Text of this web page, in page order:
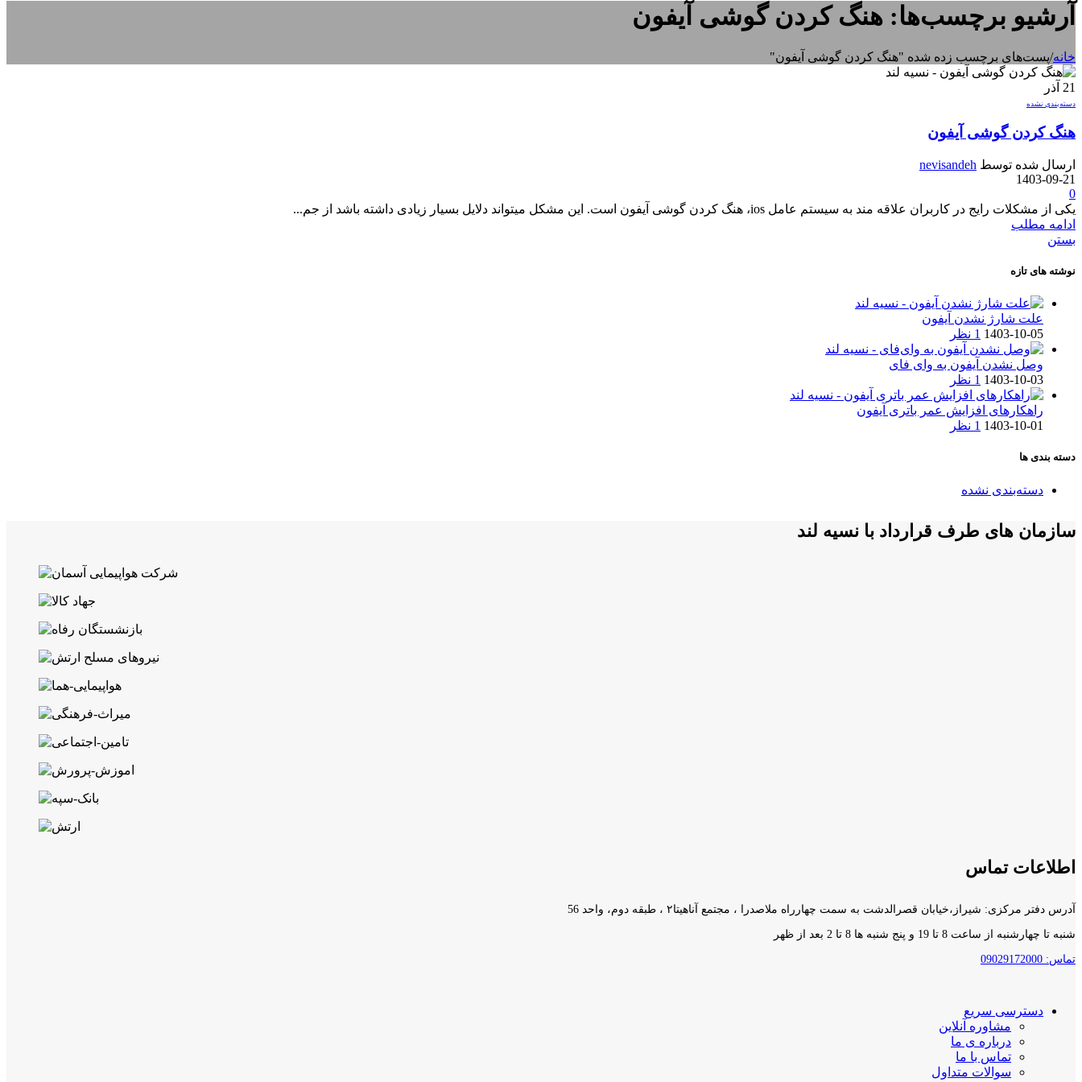
آرشیو برچسب‌ها: هنگ کردن گوشی آیفون
خانه/پست‌های برچسب زده شده "هنگ کردن گوشی آیفون"
21 آذر
دسته‌بندی نشده
هنگ کردن گوشی آیفون
ارسال شده توسط nevisandeh
1403-09-21
0
یکی از مشکلات رایج در کاربران علاقه مند به سیستم عامل ios، هنگ کردن گوشی آیفون است. این مشکل میتواند دلایل بسیار زیادی داشته باشد از جم...
ادامه مطلب
بستن
نوشته های تازه
علت شارژ نشدن آیفون
1403-10-05 1 نظر
وصل نشدن آیفون به وای فای
1403-10-03 1 نظر
راهکارهای افزایش عمر باتری آیفون
1403-10-01 1 نظر
دسته بندی ها
دسته‌بندی نشده
سازمان های طرف قرارداد با نسیه لند
اطلاعات تماس
آدرس دفتر مرکزی: شیراز،خیابان قصرالدشت به سمت چهارراه ملاصدرا ، مجتمع آناهیتا۲ ، طبقه دوم، واحد 56
شنبه تا چهارشنبه از ساعت 8 تا 19 و پنج شنبه ها 8 تا 2 بعد از ظهر
تماس: 09029172000
دسترسی سریع
مشاوره آنلاین
درباره ی ما
تماس با ما
سوالات متداول